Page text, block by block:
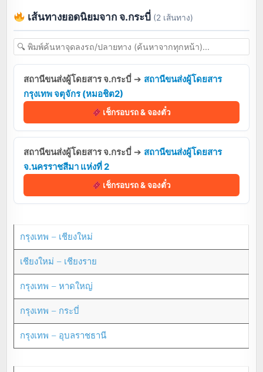
เส้นทางยอดนิยมจาก จ.กระบี่ (2 เส้นทาง)
สถานีขนส่งผู้โดยสาร จ.กระบี่ ➔ สถานีขนส่งผู้โดยสาร
กรุงเทพ จตุจักร (หมอชิต2)
เช็กรอบรถ & จองตั๋ว
สถานีขนส่งผู้โดยสาร จ.กระบี่ ➔ สถานีขนส่งผู้โดยสาร
จ.นครราชสีมา แห่งที่ 2
เช็กรอบรถ & จองตั๋ว
กรุงเทพ – เชียงใหม่
เชียงใหม่ – เชียงราย
กรุงเทพ – หาดใหญ่
กรุงเทพ – กระบี่
กรุงเทพ – อุบลราชธานี